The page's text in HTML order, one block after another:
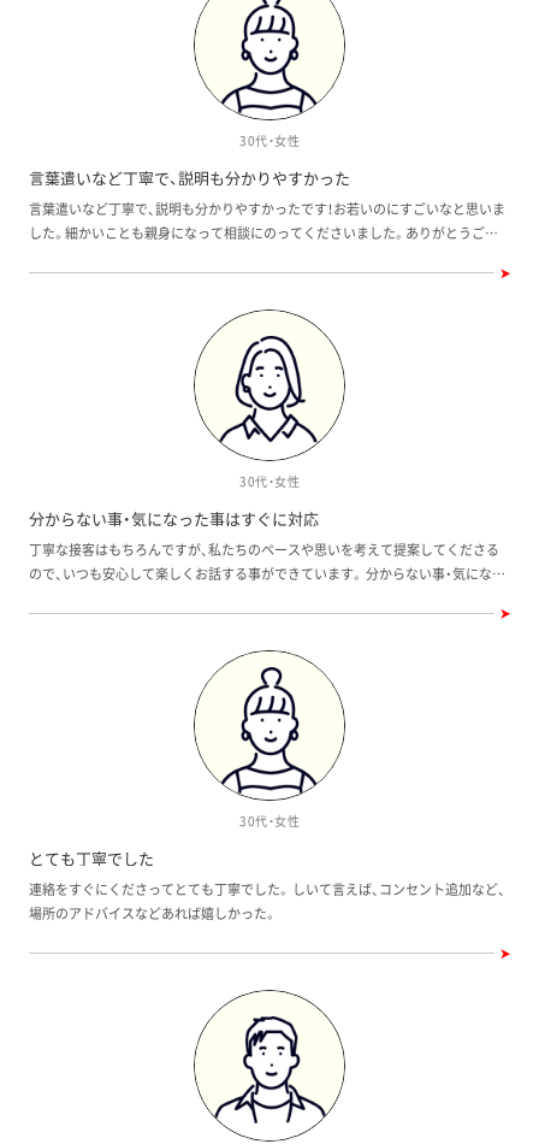
30代・女性
言葉遣いなど丁寧で、説明も分かりやすかった
言葉遣いなど丁寧で、説明も分かりやすかったです！お若いのにすごいなと思いま
した。細かいことも親身になって相談にのってくださいました。ありがとうござ
たら嬉しかったです。大切な大金を支払うので、間違えて振り込んでしまったら、
こちらとしてはとてもドキドキしますので…。
30代・女性
分からない事・気になった事はすぐに対応
丁寧な接客はもちろんですが、私たちのペースや思いを考えて提案してくださる
ので、いつも安心して楽しくお話する事ができています。 分からない事・気になっ
30代・女性
とても丁寧でした
連絡をすぐにくださってとても丁寧でした。 しいて言えば、コンセント追加など、
場所のアドバイスなどあれば嬉しかった。